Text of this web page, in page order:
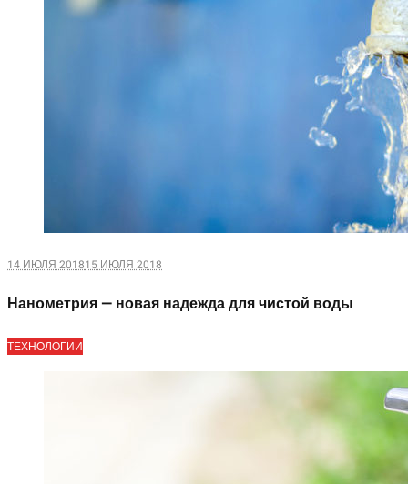
14 ИЮЛЯ 201815 ИЮЛЯ 2018
Нанометрия — новая надежда для чистой воды
ТЕХНОЛОГИИ